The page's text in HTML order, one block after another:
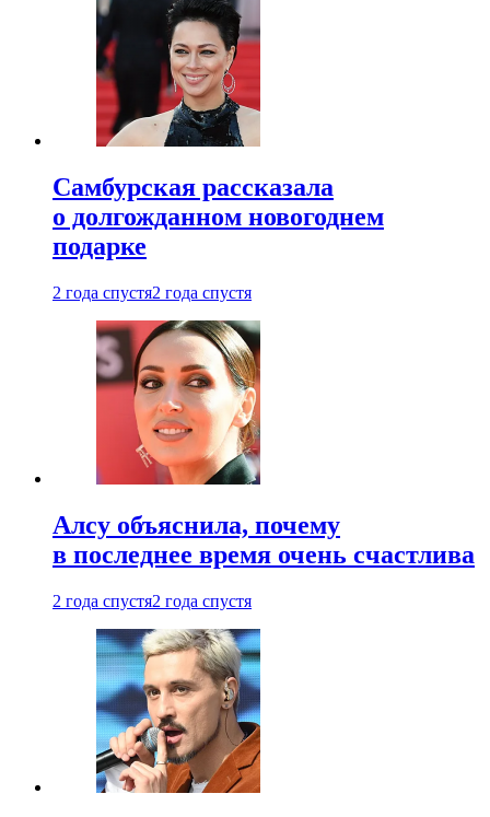
Самбурская рассказала
о долгожданном новогоднем
подарке
2 года спустя2 года спустя
Алсу объяснила, почему
в последнее время очень счастлива
2 года спустя2 года спустя